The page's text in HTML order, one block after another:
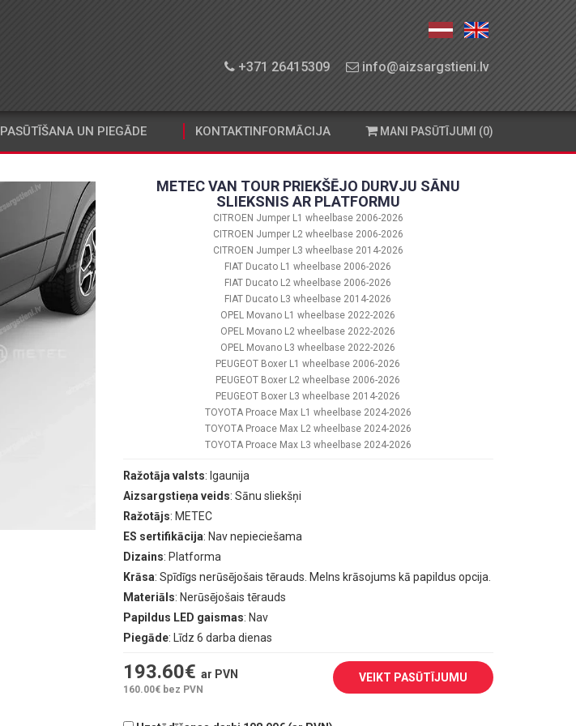
+371 26415309 info@aizsargstieni.lv
PASŪTĪŠANA UN PIEGĀDE KONTAKTINFORMĀCIJA MANI PASŪTĪJUMI (0)
METEC VAN TOUR PRIEKŠĒJO DURVJU SĀNU
SLIEKSNIS AR PLATFORMU
CITROEN Jumper L1 wheelbase 2006-2026
CITROEN Jumper L2 wheelbase 2006-2026
CITROEN Jumper L3 wheelbase 2014-2026
FIAT Ducato L1 wheelbase 2006-2026
FIAT Ducato L2 wheelbase 2006-2026
FIAT Ducato L3 wheelbase 2014-2026
OPEL Movano L1 wheelbase 2022-2026
OPEL Movano L2 wheelbase 2022-2026
OPEL Movano L3 wheelbase 2022-2026
PEUGEOT Boxer L1 wheelbase 2006-2026
PEUGEOT Boxer L2 wheelbase 2006-2026
PEUGEOT Boxer L3 wheelbase 2014-2026
TOYOTA Proace Max L1 wheelbase 2024-2026
TOYOTA Proace Max L2 wheelbase 2024-2026
TOYOTA Proace Max L3 wheelbase 2024-2026
Ražotāja valsts: Igaunija
Aizsargstieņa veids: Sānu sliekšņi
Ražotājs: METEC
ES sertifikācija: Nav nepieciešama
Dizains: Platforma
Krāsa: Spīdīgs nerūsējošais tērauds. Melns krāsojums kā papildus opcija.
Materiāls: Nerūsējošais tērauds
Papildus LED gaismas: Nav
Piegāde: Līdz 6 darba dienas
193.60€ ar PVN
160.00€ bez PVN
VEIKT PASŪTĪJUMU